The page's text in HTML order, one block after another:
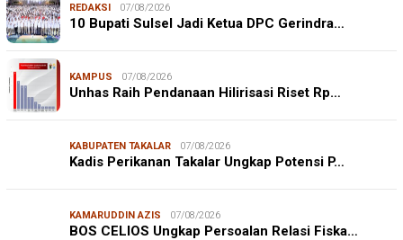
REDAKSI 07/08/2026
10 Bupati Sulsel Jadi Ketua DPC Gerindra…
KAMPUS 07/08/2026
Unhas Raih Pendanaan Hilirisasi Riset Rp…
KABUPATEN TAKALAR 07/08/2026
Kadis Perikanan Takalar Ungkap Potensi P…
KAMARUDDIN AZIS 07/08/2026
BOS CELIOS Ungkap Persoalan Relasi Fiska…